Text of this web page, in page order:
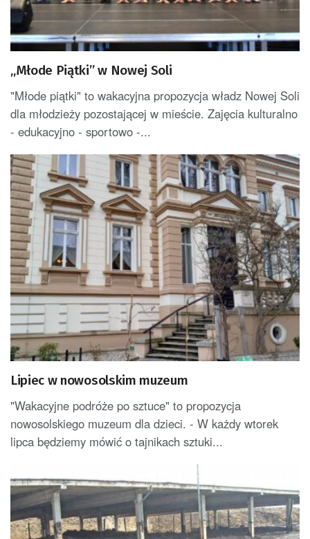
„Młode Piątki” w Nowej Soli
"Młode piątki" to wakacyjna propozycja władz Nowej Soli
dla młodzieży pozostającej w mieście. Zajęcia kulturalno
- edukacyjno - sportowo -...
Lipiec w nowosolskim muzeum
"Wakacyjne podróże po sztuce" to propozycja
nowosolskiego muzeum dla dzieci. - W każdy wtorek
lipca będziemy mówić o tajnikach sztuki...